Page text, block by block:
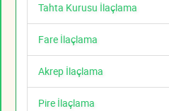
Tahta Kurusu İlaçlama
Fare İlaçlama
Akrep İlaçlama
Pire İlaçlama